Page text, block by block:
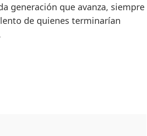
generación que avanza, siempre
de quienes terminarían